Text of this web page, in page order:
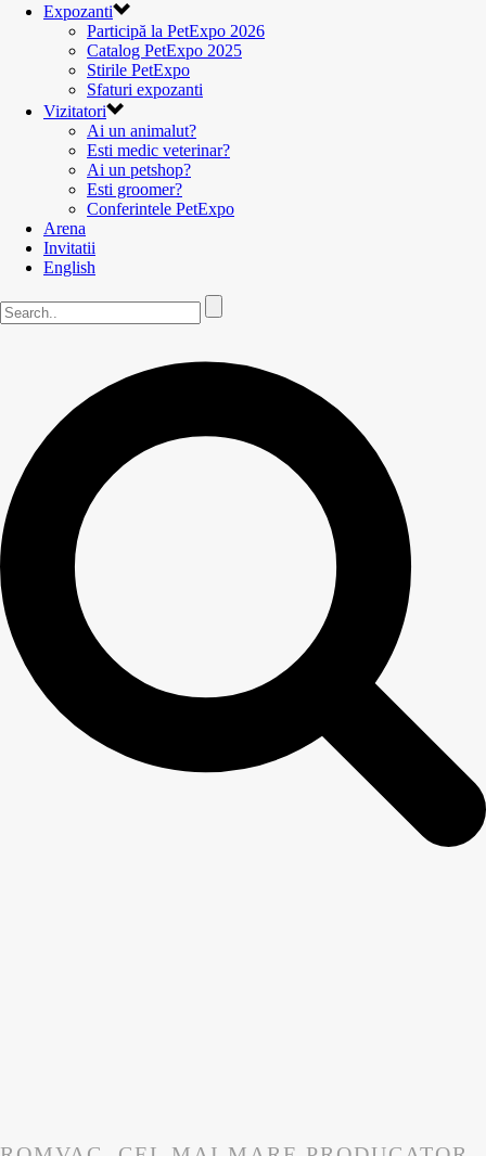
Expozanti
Participă la PetExpo 2026
Catalog PetExpo 2025
Stirile PetExpo
Sfaturi expozanti
Vizitatori
Ai un animalut?
Esti medic veterinar?
Ai un petshop?
Esti groomer?
Conferintele PetExpo
Arena
Invitatii
English